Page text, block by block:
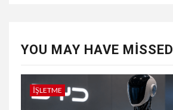
YOU MAY HAVE MISSED
İŞLETME